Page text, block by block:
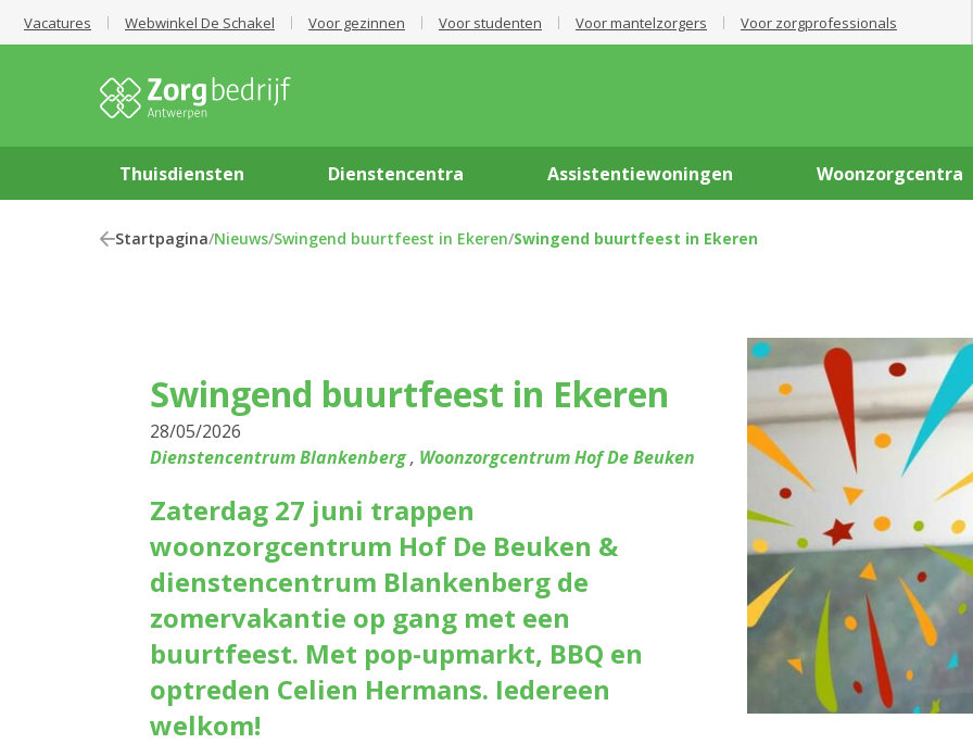
Vacatures Webwinkel De Schakel Voor gezinnen Voor studenten Voor mantelzorgers Voor zorgprofessionals
Thuisdiensten Dienstencentra Assistentiewoningen Woonzorgcentra
Startpagina/Nieuws/Swingend buurtfeest in Ekeren/Swingend buurtfeest in Ekeren
Swingend buurtfeest in Ekeren
28/05/2026
Dienstencentrum Blankenberg, Woonzorgcentrum Hof De Beuken
Zaterdag 27 juni trappen
woonzorgcentrum Hof De Beuken &
dienstencentrum Blankenberg de
zomervakantie op gang met een
buurtfeest. Met pop-upmarkt, BBQ en
optreden Celien Hermans. Iedereen
welkom!